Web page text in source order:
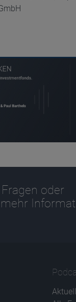
oder